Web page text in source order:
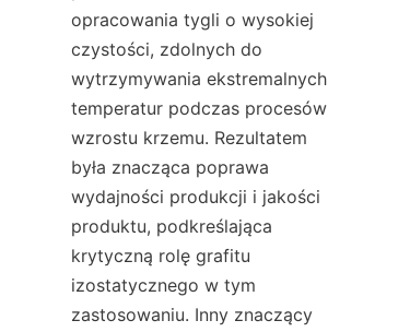
opracowania tygli o wysokiej
czystości, zdolnych do
wytrzymywania ekstremalnych
temperatur podczas procesów
wzrostu krzemu. Rezultatem
była znacząca poprawa
wydajności produkcji i jakości
produktu, podkreślająca
krytyczną rolę grafitu
izostatycznego w tym
zastosowaniu. Inny znaczący